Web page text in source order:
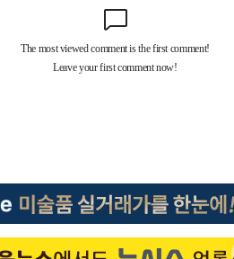
재는 내부 지침 준수"
리센터도 압수수색
…감시·경계태세 강
…11일 재개
무역적자 있어"
수색에 '충격·당황'